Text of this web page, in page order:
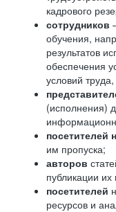
кадрового
сотрудников
обучения,
результатов
обеспечения
условий
(исполнения)
посетителей
им пропуска;
авторов
публикации
посетителей
ресурсов и